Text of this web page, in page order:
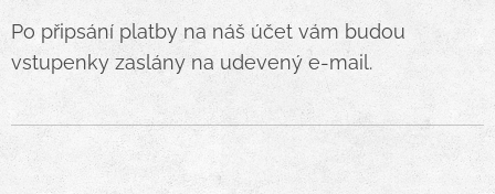
Po připsání platby na náš účet vám budou
vstupenky zaslány na udevený e-mail.